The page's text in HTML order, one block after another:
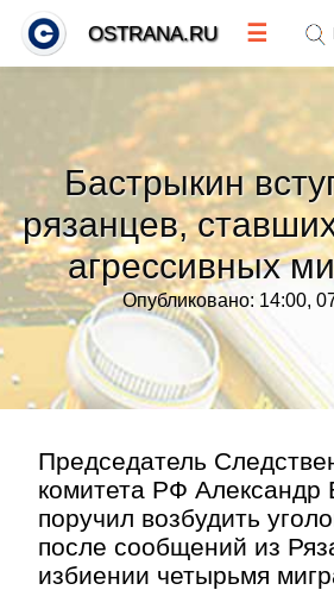
Бастрыкин
рязанцев,
агрессивных
Опубликовано: 14:00,
Председатель
комитета РФ Александр
поручил возбудить
после сообщений из
избиении четырьмя
OSTRANA.RU ☰
Тренды новостей»
Рубрики»
Правила
Контакт»